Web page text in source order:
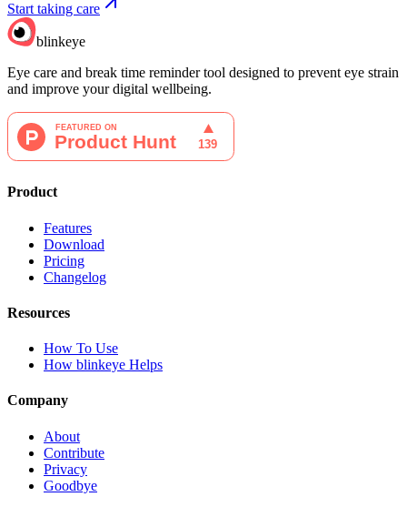
Start taking care
blinkeye
Eye care and break time reminder tool designed to prevent eye strain
and improve your digital wellbeing.
Product
Features
Download
Pricing
Changelog
Resources
How To Use
How blinkeye Helps
Company
About
Contribute
Privacy
Goodbye